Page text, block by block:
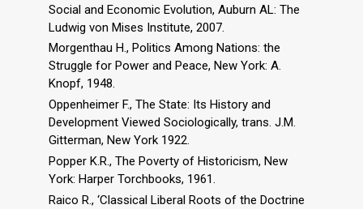
Social and Economic Evolution, Auburn AL: The
Ludwig von Mises Institute, 2007.
Morgenthau H., Politics Among Nations: the
Struggle for Power and Peace, New York: A.
Knopf, 1948.
Oppenheimer F., The State: Its History and
Development Viewed Sociologically, trans. J.M.
Gitterman, New York 1922.
Popper K.R., The Poverty of Historicism, New
York: Harper Torchbooks, 1961.
Raico R., ‘Classical Liberal Roots of the Doctrine